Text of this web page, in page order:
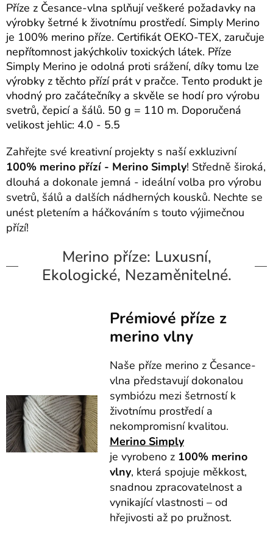
Příze z Česance-vlna splňují veškeré požadavky na
výrobky šetrné k životnímu prostředí. Simply Merino
je 100% merino příze. Certifikát OEKO-TEX, zaručuje
nepřítomnost jakýchkoliv toxických látek. Příze
Simply Merino je odolná proti srážení, díky tomu lze
výrobky z těchto přízí prát v pračce. Tento produkt je
vhodný pro začátečníky a skvěle se hodí pro výrobu
svetrů, čepicí a šálů. 50 g = 110 m. Doporučená
velikost jehlic: 4.0 - 5.5
Zahřejte své kreativní projekty s naší exkluzivní
100% merino přízí - Merino Simply! Středně široká,
dlouhá a dokonale jemná - ideální volba pro výrobu
svetrů, šálů a dalších nádherných kousků. Nechte se
unést pletením a háčkováním s touto výjimečnou
přízí!
Merino příze: Luxusní,
Ekologické, Nezaměnitelné.
Prémiové příze z
merino vlny
Naše příze merino z Česance-
vlna představují dokonalou
symbiózu mezi šetrností k
životnímu prostředí a
nekompromisní kvalitou.
Merino Simply
je vyrobeno z 100% merino
vlny, která spojuje měkkost,
snadnou zpracovatelnost a
vynikající vlastnosti – od
hřejivosti až po pružnost.